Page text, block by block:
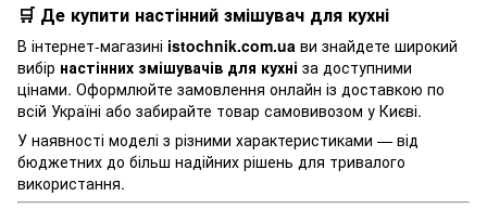
🛒 Де купити настінний змішувач для кухні
В інтернет-магазині istochnik.com.ua ви знайдете широкий
вибір настінних змішувачів для кухні за доступними
цінами. Оформлюйте замовлення онлайн із доставкою по
всій Україні або забирайте товар самовивозом у Києві.
У наявності моделі з різними характеристиками — від
бюджетних до більш надійних рішень для тривалого
використання.